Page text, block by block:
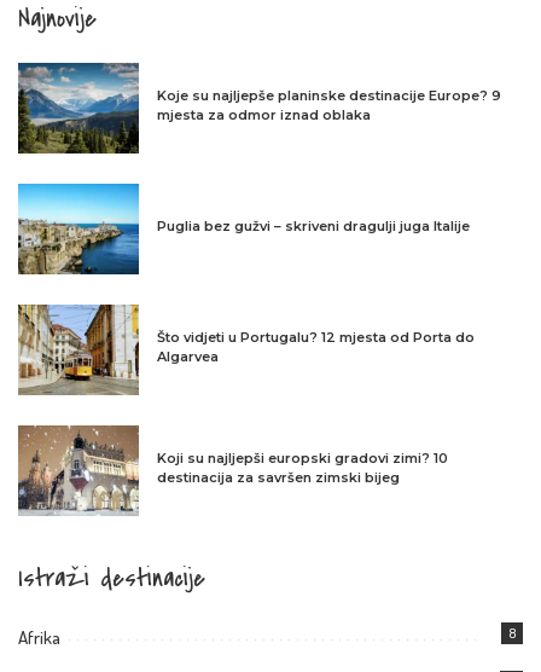
Najnovije
Koje su najljepše planinske destinacije Europe? 9
mjesta za odmor iznad oblaka
Puglia bez gužvi – skriveni dragulji juga Italije
Što vidjeti u Portugalu? 12 mjesta od Porta do
Algarvea
Koji su najljepši europski gradovi zimi? 10
destinacija za savršen zimski bijeg
Istraži destinacije
Afrika 8